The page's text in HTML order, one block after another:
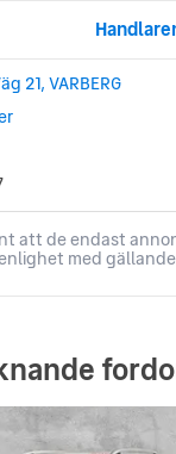
21, VARBERG
att de endast
med